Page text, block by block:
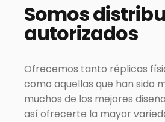
Somos
autorizados
Ofrecemos tanto réplicas
como aquellas que han sido
muchos de los mejores
así ofrecerte la mayor